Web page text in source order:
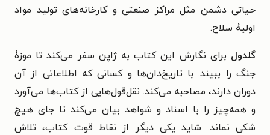
حیاتی دشمن مثل مراکز صنعتی و کارخانه‌های تولید مواد
اولیۀ سلاح.
گلدول برای نگارش این کتاب به ژاپن سفر می‌کند تا موزۀ
جنگ را ببیند. با تاریخ‌دان‌ها و کسانی که اطلاعاتی از آن
دوران دارند، مصاحبه می‌کند. نقل‌قول‌هایی از کتاب‌ها می‌آورد
و همه‌چیز را با اسناد و شواهد بیان می‌کند تا جای هیچ
شکی نماند. شاید یکی دیگر از نقاط قوت کتاب، تلاش